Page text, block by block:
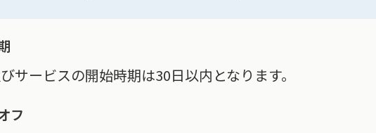
サービスの開始時期は30日以内となります。
フ